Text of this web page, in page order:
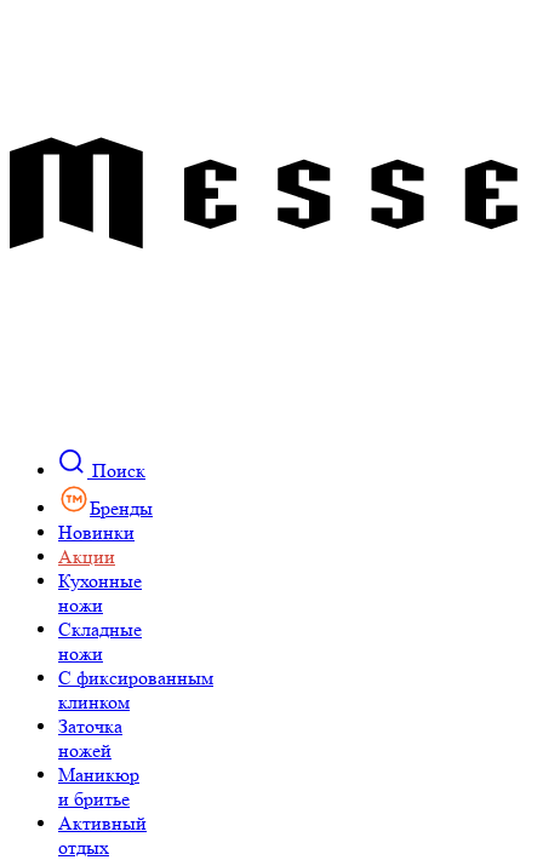
Поиск
Бренды
Новинки
Акции
Кухонные
ножи
Складные
ножи
C фиксированным
клинком
Заточка
ножей
Маникюр
и бритье
Активный
отдых